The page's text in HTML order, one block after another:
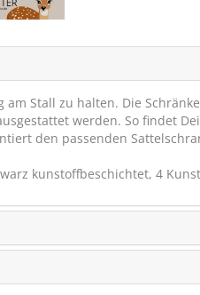
Stall zu halten. Die
werden. So findet
den passenden
kunstoffbeschichtet, 4